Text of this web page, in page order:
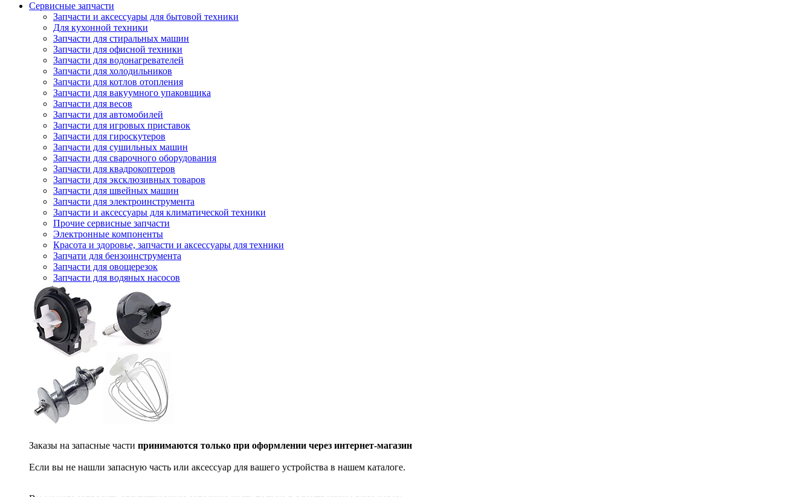
Сервисные запчасти
Запчасти и аксессуары для бытовой техники
Для кухонной техники
Запчасти для стиральных машин
Запчасти для офисной техники
Запчасти для водонагревателей
Запчасти для холодильников
Запчасти для котлов отопления
Запчасти для вакуумного упаковщика
Запчасти для весов
Запчасти для автомобилей
Запчасти для игровых приставок
Запчасти для гироскутеров
Запчасти для сушильных машин
Запчасти для сварочного оборудования
Запчасти для квадрокоптеров
Запчасти для эксклюзивных товаров
Запчасти для швейных машин
Запчасти для электроинструмента
Запчасти и аксессуары для климатической техники
Прочие сервисные запчасти
Электронные компоненты
Красота и здоровье, запчасти и аксессуары для техники
Запчати для бензоинструмента
Запчасти для овощерезок
Запчасти для водяных насосов
Заказы на запасные части принимаются только при оформлении через интернет-магазин
Если вы не нашли запасную часть или аксессуар для вашего устройства в нашем каталоге.